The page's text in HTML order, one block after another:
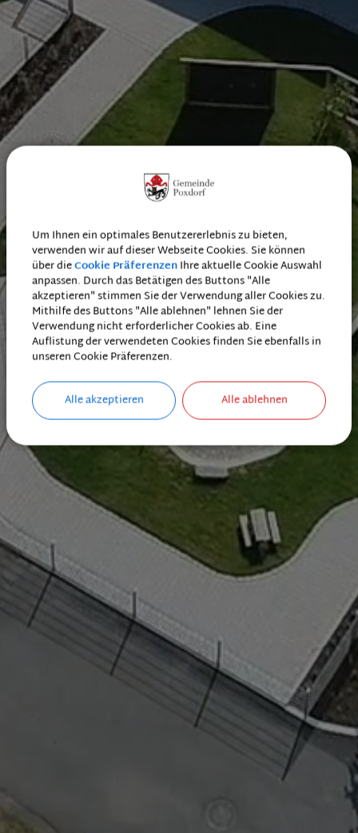
Um Ihnen ein optimales Benutzererlebnis zu bieten,
verwenden wir auf dieser Webseite Cookies. Sie können
über dieCookie PräferenzenIhre aktuelle Cookie Auswahl
anpassen. Durch das Betätigen des Buttons "Alle
akzeptieren" stimmen Sie der Verwendung aller Cookies zu.
Mithilfe des Buttons "Alle ablehnen" lehnen Sie der
Verwendung nicht erforderlicher Cookies ab. Eine
Auflistung der verwendeten Cookies finden Sie ebenfalls in
unseren Cookie Präferenzen.
Alle akzeptieren Alle ablehnen